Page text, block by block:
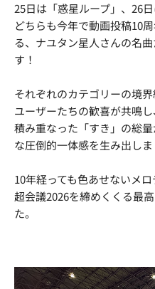
25日は「惑星ループ」、26
どちらも今年で動画投稿10
る、ナユタン星人さんの名
す！
それぞれのカテゴリーの境
ユーザーたちの歓喜が共鳴
積み重なった「すき」の総
な圧倒的一体感を生み出しま
10年経っても色あせないメ
超会議2026を締めくくる最
た。